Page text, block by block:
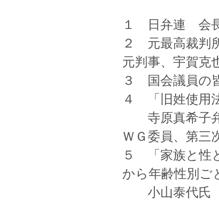
１ 日弁連 会
２ 元最高裁判
元判事、宇賀克
３ 国会議員の
４ 「旧姓使用
寺原真希子弁
ＷＧ委員、第三
５ 「家族と性
から年齢性別ご
小山泰代氏（